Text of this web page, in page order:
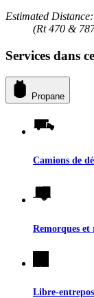
Estimated Distance:
(Rt 470 &
Services dans
Propane
Camions de
Remorques et
Libre-